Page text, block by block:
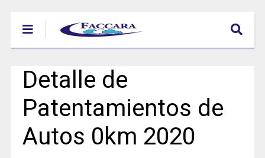
Detalle de
Patentamientos de
Autos 0km 2020